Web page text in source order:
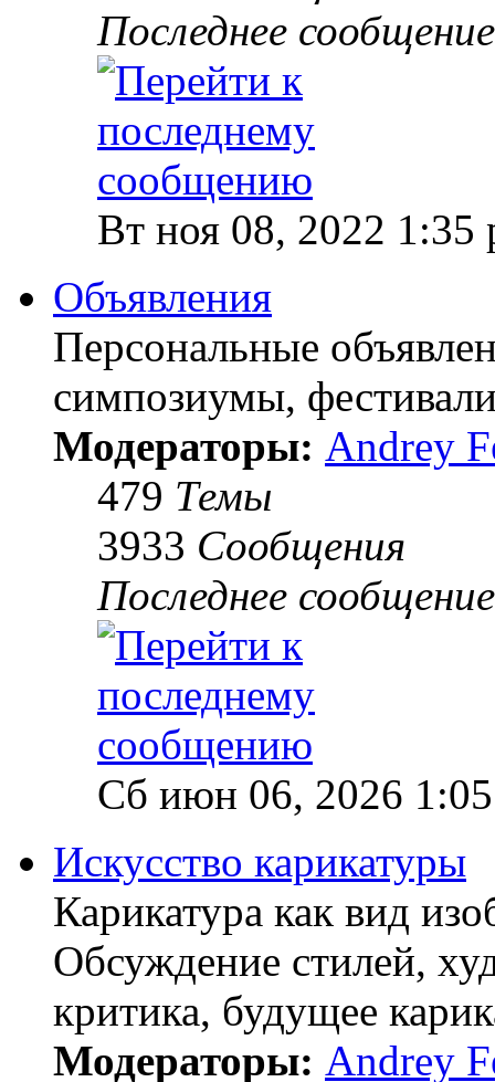
Последнее сообщение
Вт ноя 08, 2022 1:35
Объявления
Персональные
симпозиумы,
Модераторы: Andrey
479 Темы
3933 Сообщения
Последнее сообщение
Сб июн 06, 2026
Искусство карикатуры
Карикатура как вид
Обсуждение стилей,
критика, будущее
Модераторы: Andrey